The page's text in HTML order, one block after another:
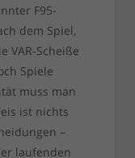
F95-
dem Spiel,
VAR-Scheiße
Spiele
muss man
ist nichts
–
laufenden